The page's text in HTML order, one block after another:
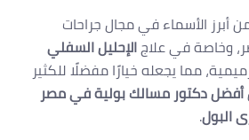
أبرز الأسماء في مجال جراحات
وخاصة في علاجالإحليل السفلي
مما يجعله خيارًا مفضلًا للكثير
أفضل دكتور مسالك بولية في مصر
البول.